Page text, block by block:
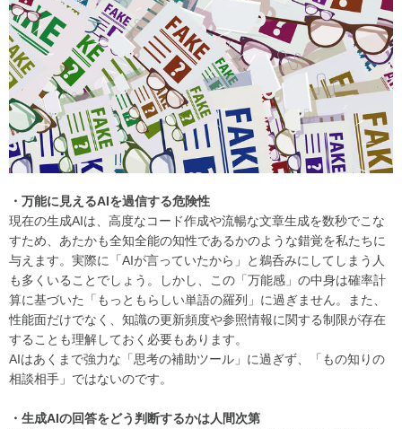
・万能に見えるAIを過信する危険性
現在の生成AIは、高度なコード作成や流暢な文章生成を数秒でこな
すため、あたかも全知全能の知性であるかのような錯覚を私たちに
与えます。実際に「AIが言っていたから」と鵜呑みにしてしまう人
も多くいることでしょう。しかし、この「万能感」の中身は確率計
算に基づいた「もっともらしい単語の羅列」に過ぎません。また、
性能面だけでなく、知識の更新頻度や参照情報に関する制限が存在
することも理解しておく必要もあります。
AIはあくまで強力な「思考の補助ツール」に過ぎず、「もの知りの
相談相手」ではないのです。
・生成AIの回答をどう判断するかは人間次第